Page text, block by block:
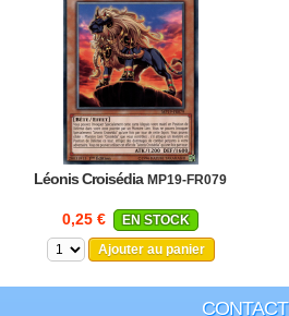
Léonis Croisédia MP19-FR079
0,25 €
EN STOCK
Ajouter au panier
CONTACT